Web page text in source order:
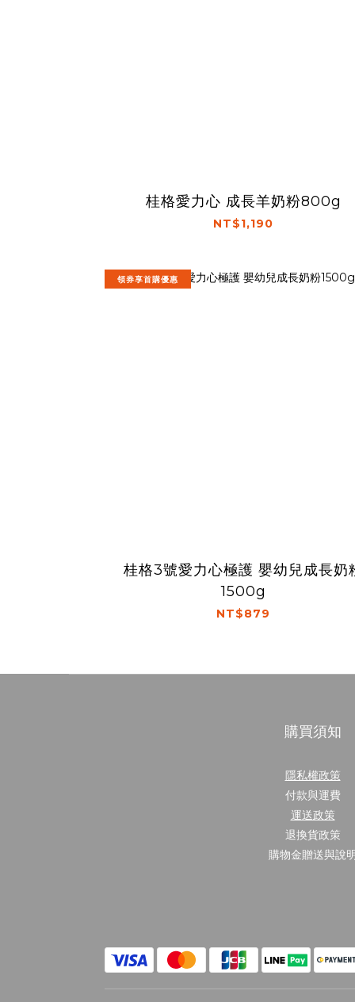
桂格愛力心 成長羊奶粉800g
NT$1,190
領券享首購優惠
桂格3號愛力心極護 嬰幼兒成長奶
1500g
NT$879
購買須知
隱私權政策
付款與運費
運送政策
退換貨政策
購物金贈送與說